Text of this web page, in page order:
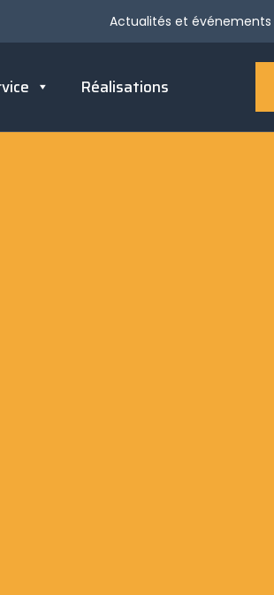
Actualités et événements
Réalisations